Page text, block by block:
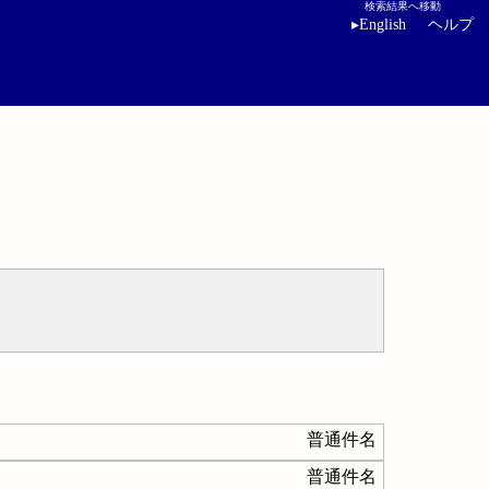
検索結果へ移動
▸English ヘルプ
普通件名
普通件名